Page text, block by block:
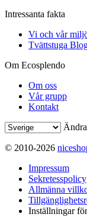
Intressanta fakta
Vi och vår
Tvättstuga
Om Ecosplendo
Om oss
Vår grupp
Kontakt
© 2010-2026
Impressum
Sekretesspolicy
Allmänna
Inställningar